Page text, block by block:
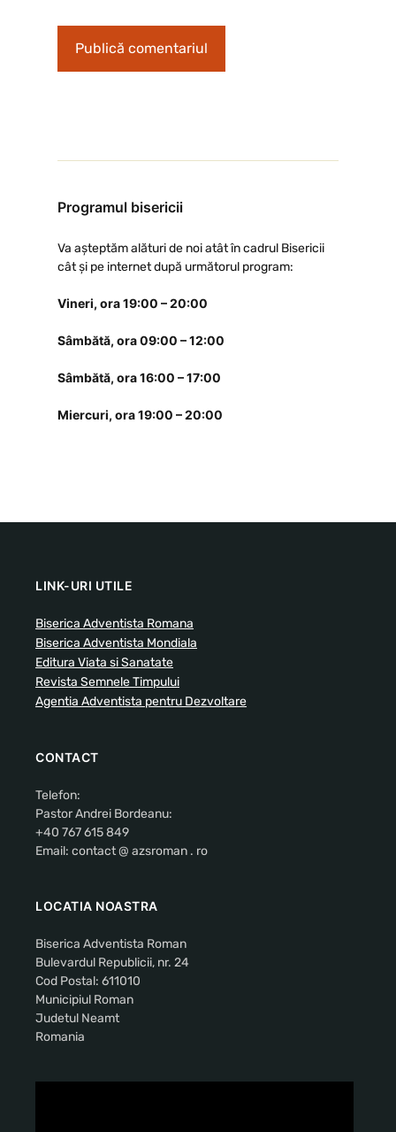
Programul bisericii
Va așteptăm alături de noi atât în cadrul Bisericii
cât și pe internet după următorul program:
Vineri, ora 19:00 – 20:00
Sâmbătă, ora 09:00 – 12:00
Sâmbătă, ora 16:00 – 17:00
Miercuri, ora 19:00 – 20:00
LINK-URI UTILE
Biserica Adventista Romana
Biserica Adventista Mondiala
Editura Viata si Sanatate
Revista Semnele Timpului
Agentia Adventista pentru Dezvoltare
CONTACT
Telefon:
Pastor Andrei Bordeanu:
+40 767 615 849
Email: contact @ azsroman . ro
LOCATIA NOASTRA
Biserica Adventista Roman
Bulevardul Republicii, nr. 24
Cod Postal: 611010
Municipiul Roman
Judetul Neamt
Romania